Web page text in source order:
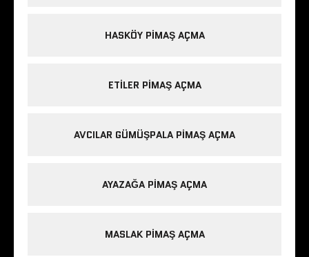
HASKÖY PIMAŞ AÇMA
ETILER PIMAŞ AÇMA
AVCILAR GÜMÜŞPALA PIMAŞ AÇMA
AYAZAĞA PIMAŞ AÇMA
MASLAK PIMAŞ AÇMA